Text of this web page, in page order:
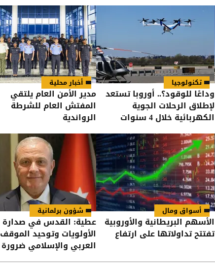
تكنولوجيا
وداعًا للوقود؟.. أوروبا تستعد
لإطلاق الرحلات الجوية
الكهربائية خلال 4 سنوات
أخبار محلية
مدير الأمن العام يلتقي
المفتش العام للشرطة
الرواندية
أسواق ومال
الأسهم البريطانية والأوروبية
تفتتح تداولاتها على ارتفاع
شؤون برلمانية
عطية: القدس في صدارة
الأولويات وتوحيد الموقف
العربي والإسلامي ضرورة
لحماية المقدسات